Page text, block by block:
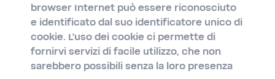
browser Internet può essere riconosciuto
e identificato dal suo identificatore unico di
cookie. L'uso dei cookie ci permette di
fornirvi servizi di facile utilizzo, che non
sarebbero possibili senza la loro presenza